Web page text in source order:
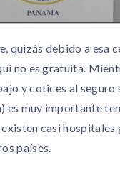
quizás debido a esa
no es gratuita.
y cotices al seguro
es muy importante
existen casi
países.